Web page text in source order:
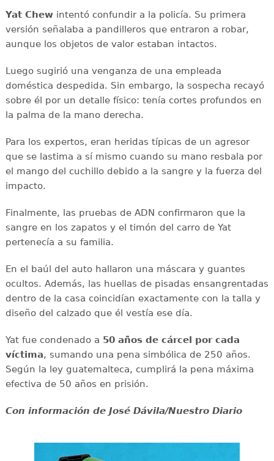
Yat Chewintentó confundir a la policía. Su primera
versión señalaba a pandilleros que entraron a robar,
aunque los objetos de valor estaban intactos.
Luego sugirió una venganza de una empleada
doméstica despedida. Sin embargo, la sospecha recayó
sobre él por un detalle físico: tenía cortes profundos en
la palma de la mano derecha.
Para los expertos, eran heridas típicas de un agresor
que se lastima a sí mismo cuando su mano resbala por
el mango del cuchillo debido a la sangre y la fuerza del
impacto.
Finalmente, las pruebas de ADN confirmaron que la
sangre en los zapatos y el timón del carro de Yat
pertenecía a su familia.
En el baúl del auto hallaron una máscara y guantes
ocultos. Además, las huellas de pisadas ensangrentadas
dentro de la casa coincidían exactamente con la talla y
diseño del calzado que él vestía ese día.
Yat fue condenado a 50 años de cárcel por cada
víctima, sumando una pena simbólica de 250 años.
Según la ley guatemalteca, cumplirá la pena máxima
efectiva de 50 años en prisión.
Con información de José Dávila/Nuestro Diario